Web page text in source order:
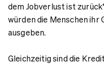
dem Jobverlust ist
würden die Menschen ihr
ausgeben.
Gleichzeitig sind die